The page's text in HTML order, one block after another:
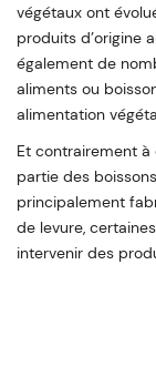
végétaux ont
produits d’origine
également de
aliments ou
alimentation
Et contrairement à
partie des
principalement
de levure,
intervenir des